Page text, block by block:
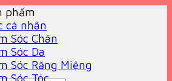
phẩm
cá nhân
Sóc Chân
Sóc Da
Sóc Răng Miệng
Sóc Tóc